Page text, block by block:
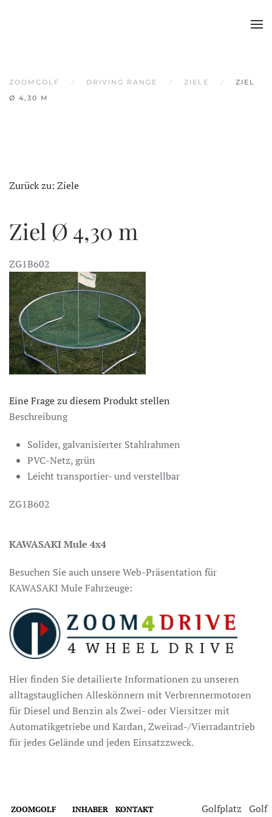
ZOOMGOLF DRIVING RANGE ZIELE
ZIEL
Ø 4,30 M
Zurück zu: Ziele
Ziel Ø 4,30 m
ZG1B602
Eine Frage zu diesem Produkt stellen
Beschreibung
Solider, galvanisierter Stahlrahmen
PVC-Netz, grün
Leicht transportier- und verstellbar
ZG1B602
KAWASAKI Mule 4x4
Besuchen Sie auch unsere Web-Präsentation für
KAWASAKI Mule Fahrzeuge:
Hier finden Sie detailierte Informationen zu unseren
alltagstauglichen Alleskönnern mit Verbrennermotoren
für Diesel und Benzin als Zwei- oder Viersitzer mit
Automatikgetriebe und Kardan, Zweirad-/Vierradantrieb
für jedes Gelände und jeden Einsatzzweck.
ZOOMGOLF INHABER KONTAKT Golfplatz Golf